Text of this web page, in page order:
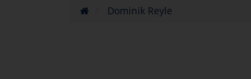
Dominik Reyle